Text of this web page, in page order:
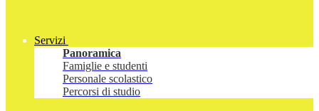
Servizi
Panoramica
Famiglie e studenti
Personale scolastico
Percorsi di studio